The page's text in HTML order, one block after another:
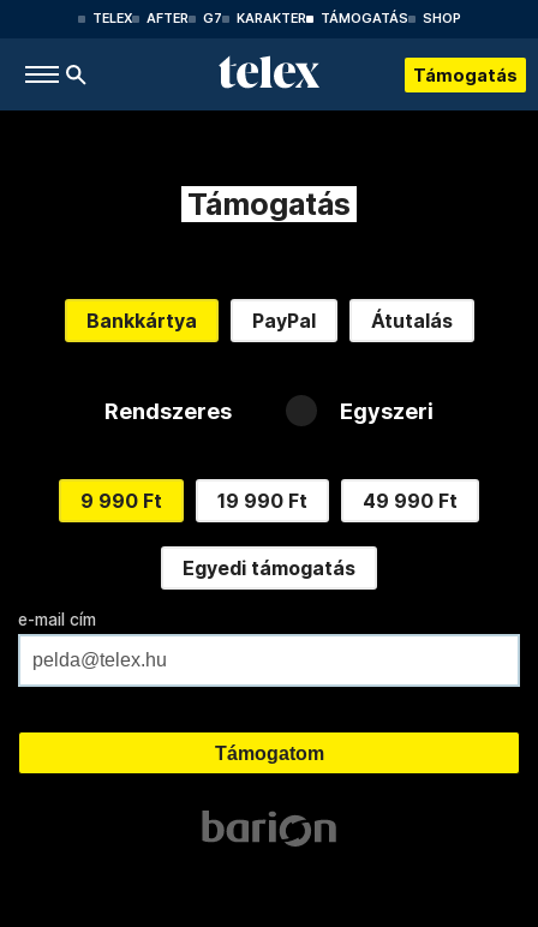
TELEX AFTER G7 KARAKTER TÁMOGATÁS SHOP
Támogatás
Támogatás
Bankkártya PayPal Átutalás
Rendszeres Egyszeri
9 990 Ft 19 990 Ft 49 990 Ft
Egyedi támogatás
e-mail cím